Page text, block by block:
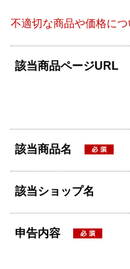
不適切な商品や価格に
該当商品ページURL
該当商品名
該当ショップ名
申告内容